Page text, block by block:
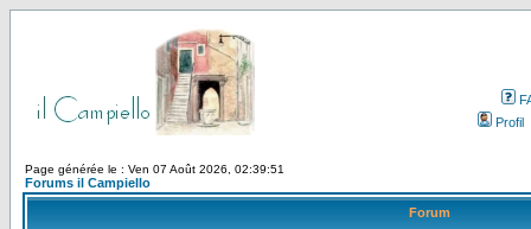
Profil
Page générée le : Ven 07 Août 2026, 02:39:51
Forums il Campiello
Forum